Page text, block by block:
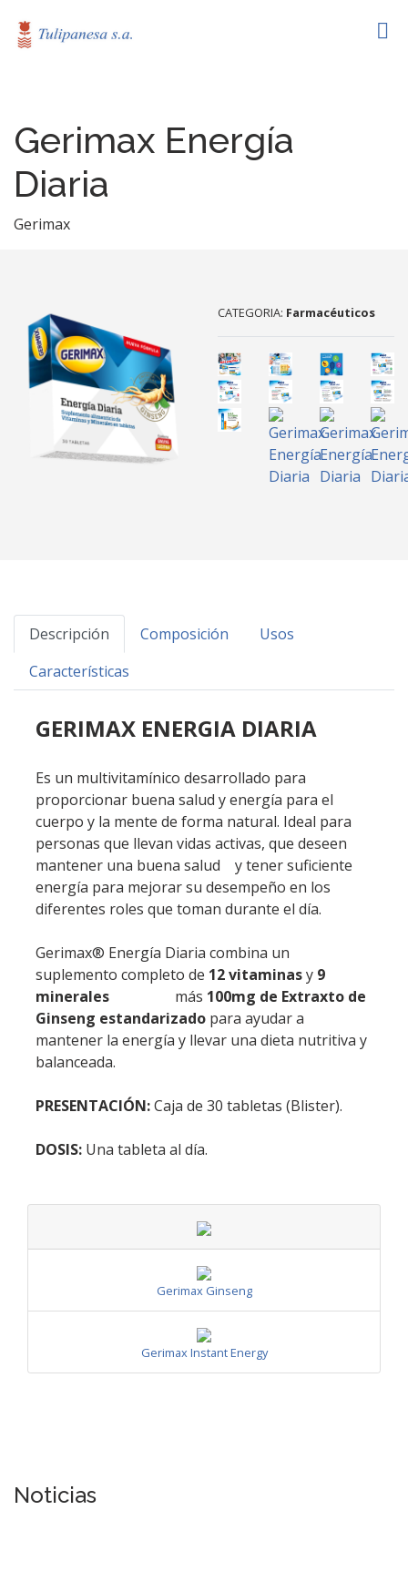
Gerimax Energía
Diaria
Gerimax
CATEGORIA: Farmacéuticos
Descripción Composición
Usos
Características
GERIMAX ENERGIA DIARIA
Es un multivitamínico desarrollado para
proporcionar buena salud y energía para el
cuerpo y la mente de forma natural. Ideal para
personas que llevan vidas activas, que deseen
mantener una buena salud y tener suficiente
energía para mejorar su desempeño en los
diferentes roles que toman durante el día.
Gerimax® Energía Diaria combina un
suplemento completo de 12 vitaminasy 9
minerales más 100mg de Extraxto de
Ginseng estandarizado para ayudar a
mantener la energía y llevar una dieta nutritiva y
balanceada.
PRESENTACIÓN:Caja de 30 tabletas (Blister).
DOSIS: Una tableta al día.
Gerimax Ginseng
Gerimax Instant Energy
Noticias